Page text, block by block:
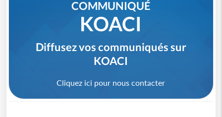
COMMUNIQUÉ
KOACI
Diffusez vos communiqués sur
KOACI
Cliquez ici pour nous contacter